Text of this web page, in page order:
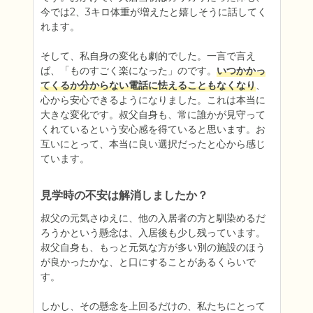
今では2、3キロ体重が増えたと嬉しそうに話してく
れます。
そして、私自身の変化も劇的でした。一言で言え
ば、「ものすごく楽になった」のです。 いつかかっ
てくるか分からない電話に怯えることもなくなり、
心から安心できるようになりました。これは本当に
大きな変化です。叔父自身も、常に誰かが見守って
くれているという安心感を得ていると思います。お
互いにとって、本当に良い選択だったと心から感じ
ています。
見学時の不安は解消しましたか？
叔父の元気さゆえに、他の入居者の方と馴染めるだ
ろうかという懸念は、入居後も少し残っています。
叔父自身も、もっと元気な方が多い別の施設のほう
が良かったかな、と口にすることがあるくらいで
す。
しかし、その懸念を上回るだけの、私たちにとって